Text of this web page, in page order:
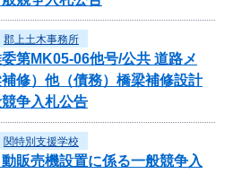
郡上土木事務所
第MK05-06他号/公共 道路メ
修）他（債務）橋梁補修設計
争入札公告
関特別支援学校
販売機設置に係る一般競争入